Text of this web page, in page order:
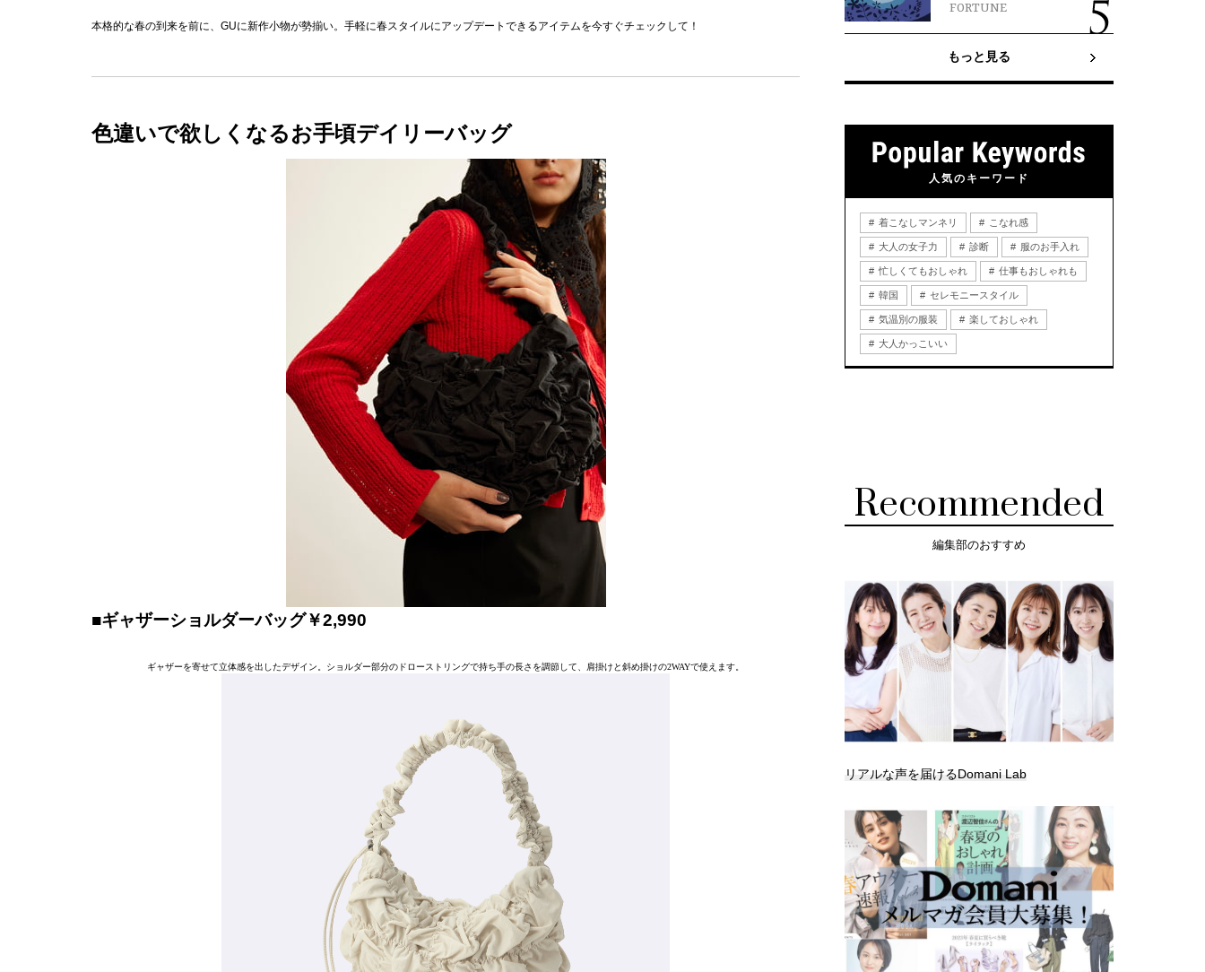
本格的な春の到来を前に、GUに新作小物が勢揃い。手軽に春スタイルにアップデートできるアイテムを今すぐチェックして！
色違いで欲しくなるお手頃デイリーバッグ
■ギャザーショルダーバッグ￥2,990
ギャザーを寄せて立体感を出したデザイン。ショルダー部分のドローストリングで持ち手の長さを調節して、肩掛けと斜め掛けの2WAYで使えます。
FORTUNE
もっと見る
人気のキーワード
着こなしマンネリ こなれ感
大人の女子力 診断 服のお手入れ
忙しくてもおしゃれ 仕事もおしゃれも
韓国 セレモニースタイル
気温別の服装 楽しておしゃれ
大人かっこいい
Recommended
編集部のおすすめ
リアルな声を届けるDomani Lab